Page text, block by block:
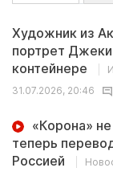
Художник из
портрет
контейнере
31.07.2026, 20:46
«Корона»
теперь
Россией